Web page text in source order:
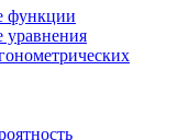
функции
уравнения